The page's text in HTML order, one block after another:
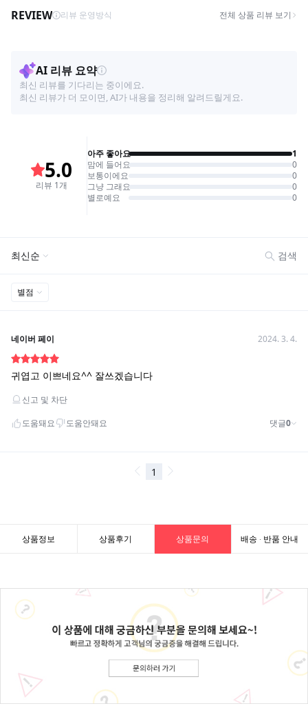
상품정보 상품후기 상품문의 배송 · 반품 안내